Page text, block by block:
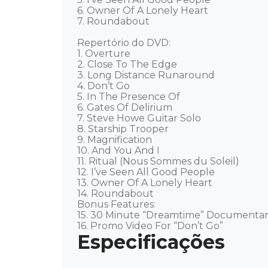
6. Owner Of A Lonely Heart
7. Roundabout
Repertório do DVD:
1. Overture
2. Close To The Edge
3. Long Distance Runaround
4. Don’t Go
5. In The Presence Of
6. Gates Of Delirium
7. Steve Howe Guitar Solo
8. Starship Trooper
9. Magnification
10. And You And I
11. Ritual (Nous Sommes du Soleil)
12. I’ve Seen All Good People
13. Owner Of A Lonely Heart
14. Roundabout
Bonus Features:
15. 30 Minute “Dreamtime”
16. Promo Video For “Don’t Go”